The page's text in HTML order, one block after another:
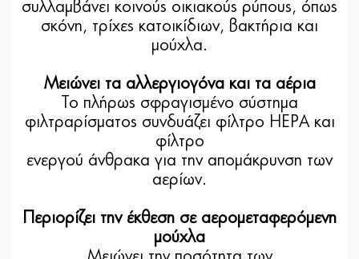
συλλαμβάνει κοινούς οικιακούς ρύπους, όπως
σκόνη, τρίχες κατοικίδιων, βακτήρια και
μούχλα.
Μειώνει τα αλλεργιογόνα και τα αέρια
Το πλήρως σφραγισμένο σύστημα
φιλτραρίσματος συνδυάζει φίλτρο HEPA και
φίλτρο
ενεργού άνθρακα για την απομάκρυνση των
αερίων.
Περιορίζει την έκθεση σε αερομεταφερόμενη
μούχλα